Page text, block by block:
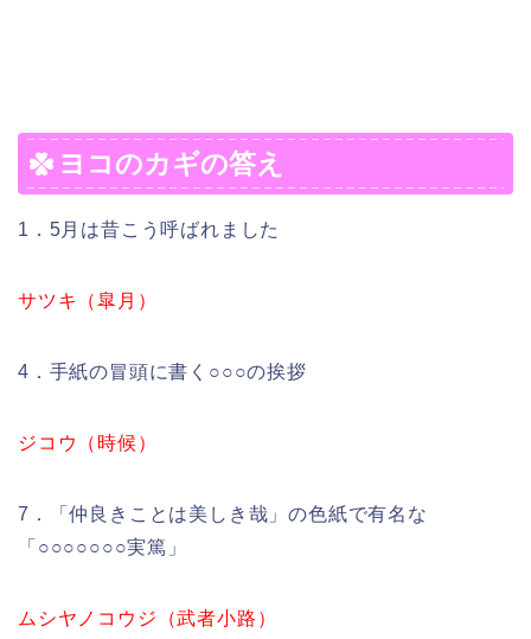
ヨコのカギの答え
1．5月は昔こう呼ばれました
サツキ（皐月）
4．手紙の冒頭に書く○○○の挨拶
ジコウ（時候）
7．「仲良きことは美しき哉」の色紙で有名な
「○○○○○○○実篤」
ムシヤノコウジ（武者小路）